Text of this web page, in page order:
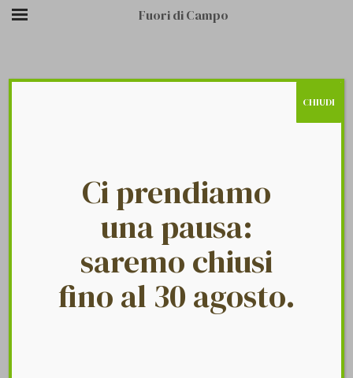
Fuori di Campo
FOOTER
Fuori Di Campo
Footer middle 44
Ci prendiamo
una pausa:
saremo chiusi
fino al 30 agosto.
CHIUDI